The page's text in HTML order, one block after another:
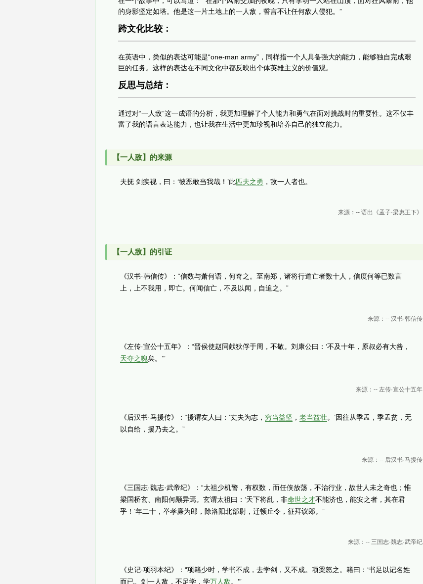
的身影坚定如塔。他是这一片土地上的一人敌，誓言不让任何敌人侵犯。”
跨文化比较：
在英语中，类似的表达可能是“one-man army”，同样指一个人具备强大的能力，能够独自完成艰
巨的任务。这样的表达在不同文化中都反映出个体英雄主义的价值观。
反思与总结：
通过对“一人敌”这一成语的分析，我更加理解了个人能力和勇气在面对挑战时的重要性。这不仅丰
富了我的语言表达能力，也让我在生活中更加珍视和培养自己的独立能力。
【一人敌】的来源
夫抚 剑疾视，曰：‘彼恶敢当我哉！’此匹夫之勇 ，敌一人者也。
来源：-- 语出《孟子·梁惠王下》
【一人敌】的引证
《汉书·韩信传》：“信数与萧何语，何奇之。至南郑，诸将行道亡者数十人，信度何等已数言
上，上不我用，即亡。何闻信亡，不及以闻，自追之。”
来源：-- 汉书·韩信传
《左传·宣公十五年》：“晋侯使赵同献狄俘于周，不敬。刘康公曰：‘不及十年，原叔必有大咎，
天夺之魄矣。’”
来源：-- 左传·宣公十五年
《后汉书·马援传》：“援谓友人曰：‘丈夫为志， 穷当益坚 ，老当益壮。’因往从季孟，季孟贫，无
以自给，援乃去之。”
来源：-- 后汉书·马援传
《三国志·魏志·武帝纪》：“太祖少机警，有权数，而任侠放荡，不治行业，故世人未之奇也；惟
梁国桥玄、南阳何颙异焉。玄谓太祖曰：‘天下将乱，非命世之才不能济也，能安之者，其在君
乎！’年二十，举孝廉为郎，除洛阳北部尉，迁顿丘令，征拜议郎。”
来源：-- 三国志·魏志·武帝纪
《史记·项羽本纪》：“项籍少时，学书不成，去学剑，又不成。项梁怒之。籍曰：‘书足以记名姓
而已。剑一人敌，不足学，学万人敌。’”